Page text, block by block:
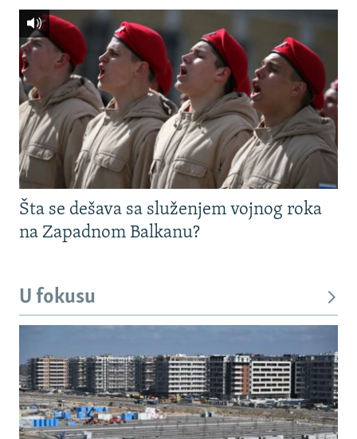
Šta se dešava sa služenjem vojnog roka
na Zapadnom Balkanu?
U fokusu